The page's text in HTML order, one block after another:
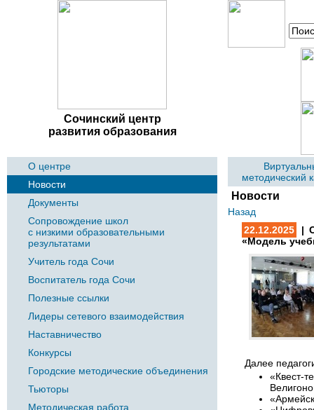
Сочинский центр
развития образования
О центре
Новости
Документы
Сопровождение школ
с низкими образовательными
результатами
Учитель года Сочи
Воспитатель года Сочи
Полезные ссылки
Лидеры сетевого взаимодействия
Наставничество
Конкурсы
Городские методические объединения
Тьюторы
Методическая работа
методический
Новости
Назад
22.12.2025
|
«Модель
Далее
«Квест-